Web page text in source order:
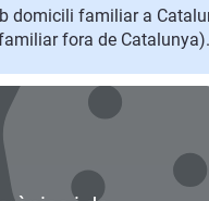
domicili familiar a
fora de Catalunya).